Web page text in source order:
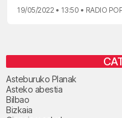
19/05/2022 • 13:50 • RADIO
Asteburuko Planak
Asteko abestia
Bilbao
Bizkaia